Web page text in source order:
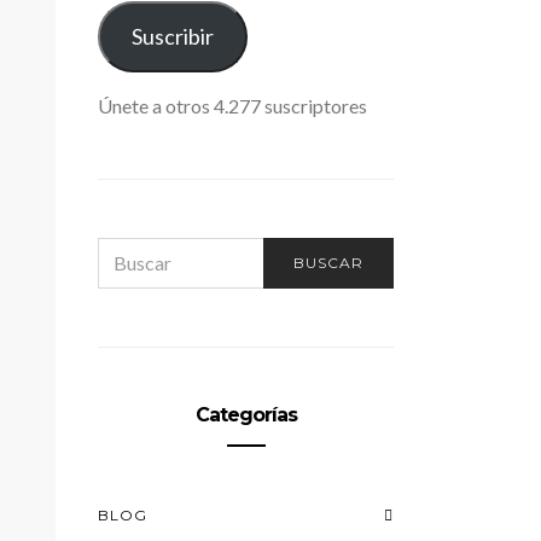
ELECTRÓNICO
Suscribir
Únete a otros 4.277 suscriptores
FOR:
BUSCAR
Categorías
BLOG